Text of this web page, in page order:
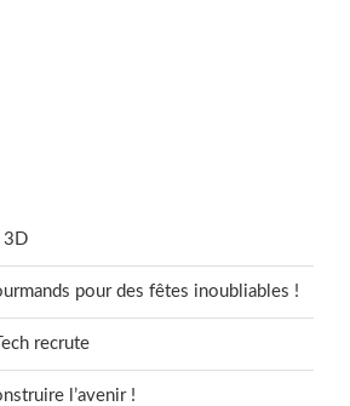
3D
pour des fêtes inoubliables !
recrute
l’avenir !